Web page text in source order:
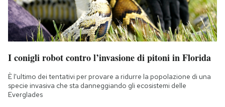
I conigli robot contro l’invasione di pitoni in Florida
È l'ultimo dei tentativi per provare a ridurre la popolazione di una
specie invasiva che sta danneggiando gli ecosistemi delle
Everglades